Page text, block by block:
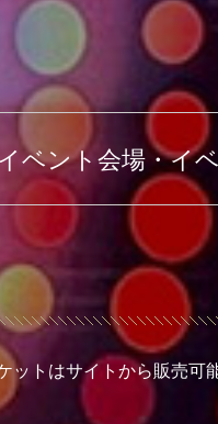
ベント会場・イ
トはサイトから販売可